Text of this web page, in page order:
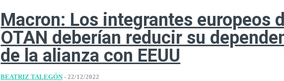
Macron: Los integrantes europeos
OTAN deberían reducir su
de la alianza con EEUU
BEATRIZ TALEGÓN - 22/12/2022